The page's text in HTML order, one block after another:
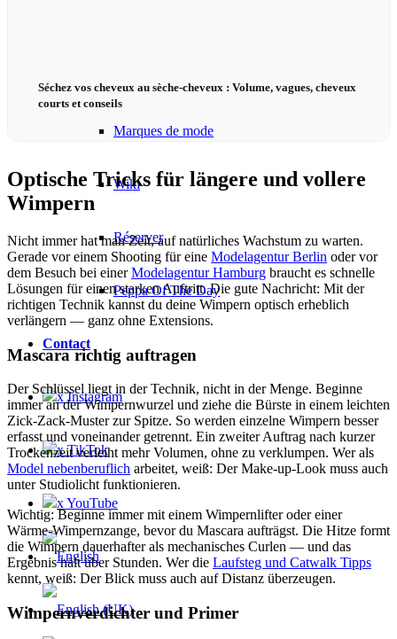
Marques de mode
Wiki
Réserver
Peppa Of The Day
Contact
x Instagram
x TikTok
x YouTube
Séchez vos cheveux au sèche-cheveux : Volume, vagues, cheveux
courts et conseils
Optische Tricks für längere und vollere
Wimpern
Nicht immer hat man Zeit, auf natürliches Wachstum zu warten.
Gerade vor einem Shooting für eine Modelagentur Berlin oder vor
dem Besuch bei einerModelagentur Hamburg braucht es schnelle
Lösungen für einen starken Auftritt. Die gute Nachricht: Mit der
richtigen Technik kannst du deine Wimpern optisch erheblich
verlängern — ganz ohne Extensions.
Mascara richtig auftragen
Der Schlüssel liegt in der Technik, nicht in der Menge. Beginne
immer an der Wimpernwurzel und ziehe die Bürste in einem leichten
Zick-Zack-Muster zur Spitze. So werden einzelne Wimpern besser
erfasst und voneinander getrennt. Ein zweiter Auftrag nach kurzer
Trockenzeit verleiht mehr Volumen, ohne zu verklumpen. Wer als
Model nebenberuflich arbeitet, weiß: Der Make-up-Look muss auch
unter Studiolicht funktionieren.
Wichtig: Beginne immer mit einem Wimpernlifter oder einer
Wärme-Wimpernzange, bevor du Mascara aufträgst. Die Hitze formt
die Wimpern dauerhafter als mechanisches Curlen — und das
Ergebnis hält über Stunden. Wer die Laufsteg und Catwalk Tipps
kennt, weiß: Der Blick muss auch auf Distanz überzeugen.
Wimpernverdichter und Primer